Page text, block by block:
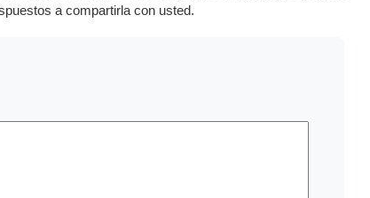
a compartirla con usted.